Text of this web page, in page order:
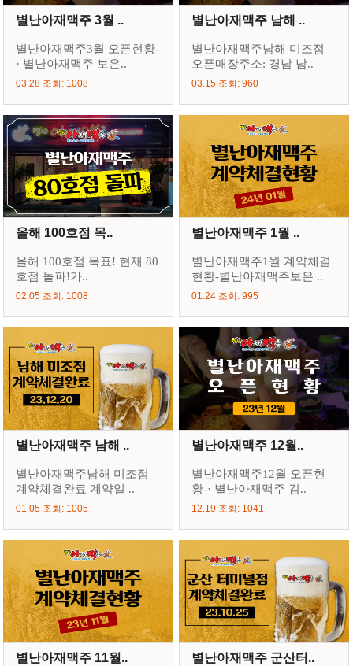
별난아재맥주 3월 ..
별난아재맥주3월 오픈현황-
· 별난아재맥주 보은..
03.28 조회: 1008
별난아재맥주 남해 ..
별난아재맥주남해 미조점
오픈매장주소: 경남 남..
03.15 조회: 960
올해 100호점 목..
올해 100호점 목표! 현재 80
호점 돌파!가..
02.05 조회: 1008
별난아재맥주 1월 ..
별난아재맥주1월 계약체결
현황-별난아재맥주보은 ..
01.24 조회: 995
별난아재맥주 남해 ..
별난아재맥주남해 미조점
계약체결완료 계약일 ..
01.05 조회: 1005
별난아재맥주 12월..
별난아재맥주12월 오픈현
황-· 별난아재맥주 김..
12.19 조회: 1041
별난아재맥주 11월.. 별난아재맥주 군산터..